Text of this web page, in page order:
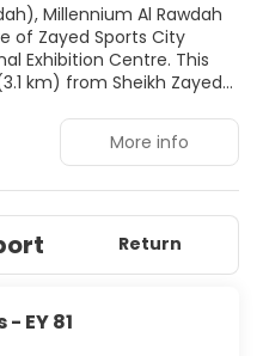
Millennium Al Rawdah
of Zayed Sports City
Centre. This
km) from Sheikh Zayed
you can enjoy
facials. You're sure to
which include 2
a 24-hour fitness
hotel include
access, concierge
shuttle (surcharge).
More info
Return
EY 81